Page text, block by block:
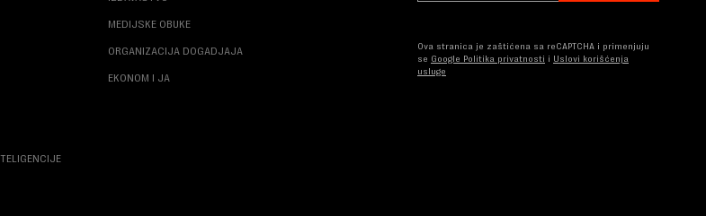
MEDIJSKE OBUKE
ORGANIZACIJA DOGADJAJA
EKONOM I JA
Ova stranica je zaštićena sa reCAPTCHA i primenjuju
se Google Politika privatnosti i Uslovi korišćenja
usluge